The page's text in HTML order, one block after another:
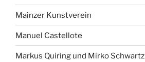
Mainzer Kunstverein
Manuel Castellote
Markus Quiring und Mirko Schwartz